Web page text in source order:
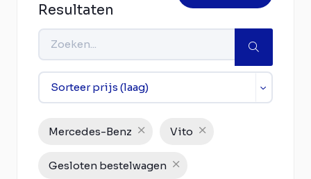
Resultaten
Mercedes-Benz Vito
Gesloten bestelwagen